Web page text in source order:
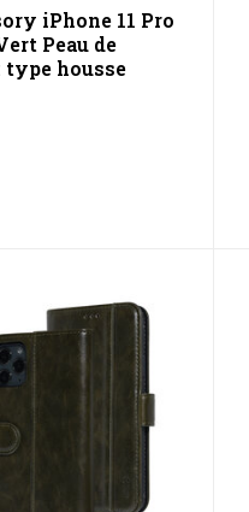
iPhone 11 Pro
Peau de
type housse